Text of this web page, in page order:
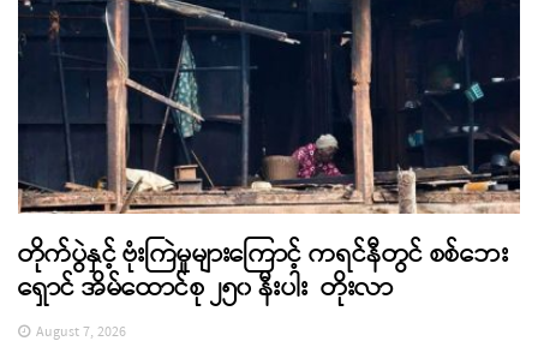
တိုက်ပွဲနှင့် ဗုံးကြဲမှုများကြောင့် ကရင်နီတွင် စစ်ဘေး
ရှောင် အိမ်ထောင်စု ၂၅၀ နီးပါး တိုးလာ
August 7, 2026